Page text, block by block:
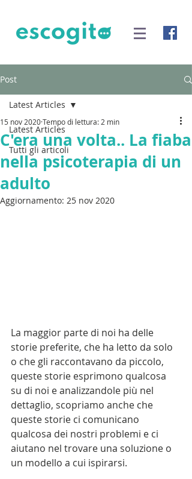
Post
Latest Articles
Tutti gli articoli
Latest Articles
C'era una volta.. La fiaba
nella psicoterapia di un
adulto
15 nov 2020Tempo di lettura: 2 min
Aggiornamento: 25 nov 2020
La maggior parte di noi ha delle
storie preferite, che ha letto da solo
o che gli raccontavano da piccolo,
queste storie esprimono qualcosa
su di noi e analizzandole più nel
dettaglio, scopriamo anche che
queste storie ci comunicano
qualcosa dei nostri problemi e ci
aiutano nel trovare una soluzione o
un modello a cui ispirarsi.